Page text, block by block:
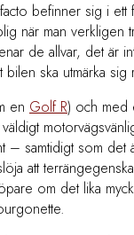
befinner sig i
när man
de allvar, det är
ska utmärka
en Golf R) och med
– samtidigt som
att
om det lika